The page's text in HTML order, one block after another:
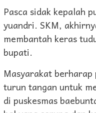
Pasca sidak kepalah
yuandri. SKM,
membantah keras
bupati.
Masyarakat
turun tangan untuk
di puskesmas